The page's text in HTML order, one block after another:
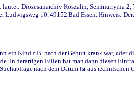
Diözesanarchiv Koszalin, Seminarryjna
10, 49152 Bad Essen. Hinweis:
ein Kind z.B. nach der Geburt krank war, oder
In derartigen Fällen hat man dann diesen
nach dem Datum ist aus